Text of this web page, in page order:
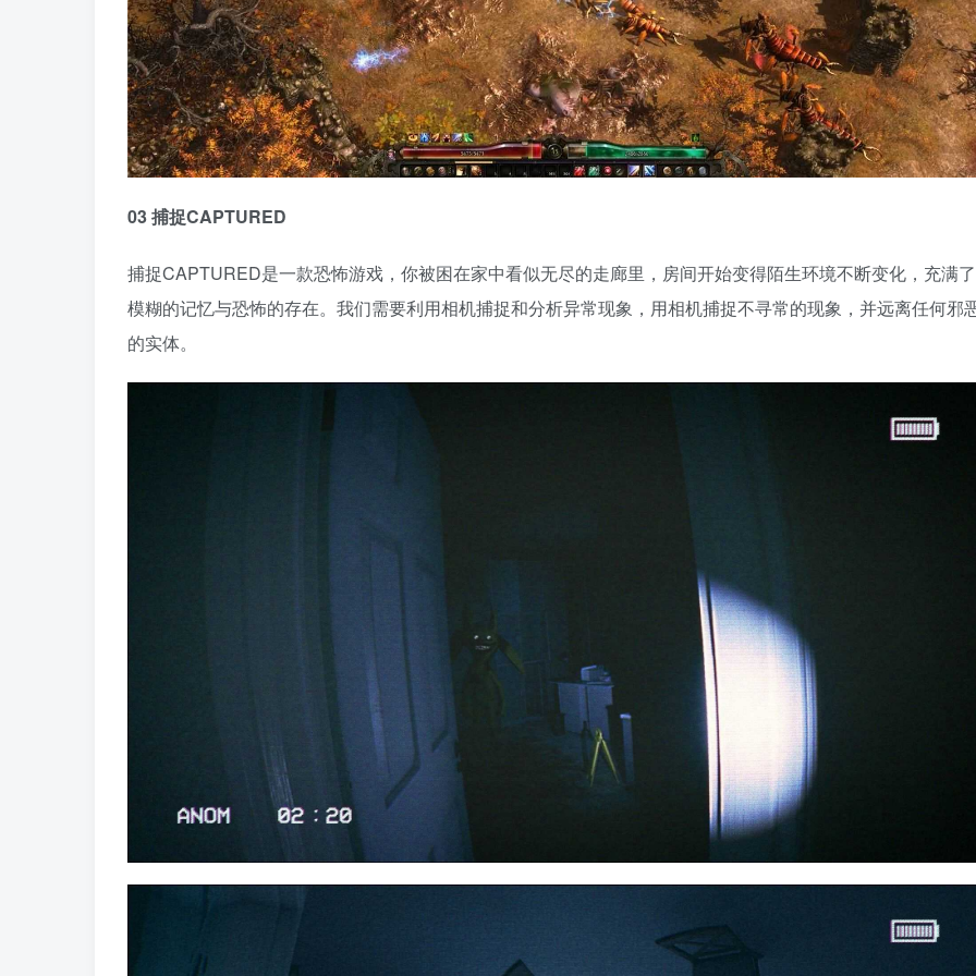
03 捕捉CAPTURED
捕捉CAPTURED是一款恐怖游戏，你被困在家中看似无尽的走廊里，房间开始变得陌生环境不断变化，充满了
模糊的记忆与恐怖的存在。我们需要利用相机捕捉和分析异常现象，用相机捕捉不寻常的现象，并远离任何邪
的实体。